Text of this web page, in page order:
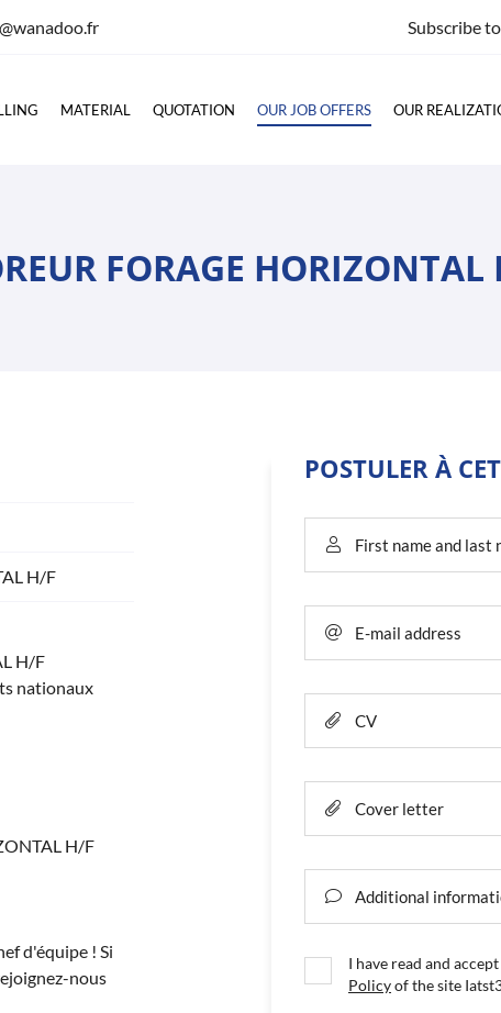
Subscribe
MATERIAL QUOTATION OUR JOB OFFERS OUR
FORAGE HORIZONTAL
H/F
H/F
nationaux
H/F
d'équipe ! Si
nous
POSTULER À
 First name and last
 E-mail address
 CV
 Cover letter
 Additional
I have read and
Policyof the site